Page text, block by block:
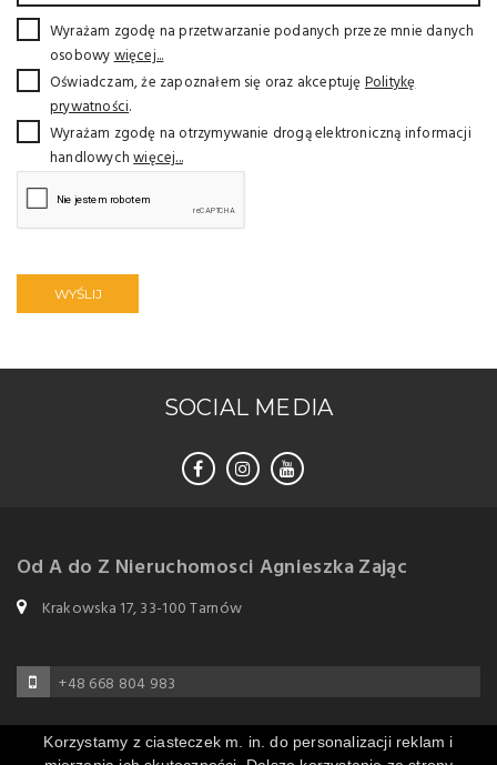
Wyrażam zgodę na przetwarzanie podanych przeze mnie danych
osobowywięcej...
Oświadczam, że zapoznałem się oraz akceptujęPolitykę
prywatności.
Wyrażam zgodę na otrzymywanie drogą elektroniczną informacji
handlowychwięcej...
WYŚLIJ
SOCIAL MEDIA
Od A do Z Nieruchomosci Agnieszka Zając
Krakowska 17, 33-100 Tarnów
+48 668 804 983
Korzystamy z ciasteczek m. in. do personalizacji reklam i